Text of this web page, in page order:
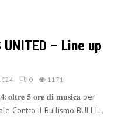
UNITED – Line up
0 1171
𝐨𝐥𝐭𝐫𝐞 𝟓 𝐨𝐫𝐞 𝐝𝐢 𝐦𝐮𝐬𝐢𝐜𝐚 per
Contro il Bullismo BULLI...